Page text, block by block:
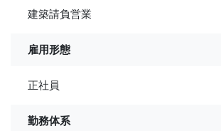
建築請負営業
雇用形態
正社員
勤務体系